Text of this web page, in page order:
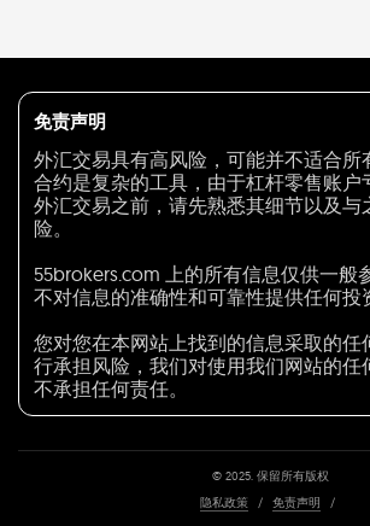
免责声明
外汇交易具有高风险，可能并不适合所
合约是复杂的工具，由于杠杆零售账户
外汇交易之前，请先熟悉其细节以及与
险。
55brokers.com 上的所有信息仅供一般
不对信息的准确性和可靠性提供任何投
您对您在本网站上找到的信息采取的任
行承担风险，我们对使用我们网站的
不承担任何责任。
© 2025. 保留所有版权
隐私政策
/ 免责声明 /